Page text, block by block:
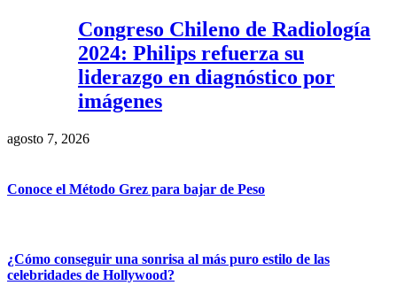
Congreso Chileno de Radiología
2024: Philips refuerza su
liderazgo en diagnóstico por
imágenes
agosto 7, 2026
Conoce el Método Grez para bajar de Peso
¿Cómo conseguir una sonrisa al más puro estilo de las
celebridades de Hollywood?